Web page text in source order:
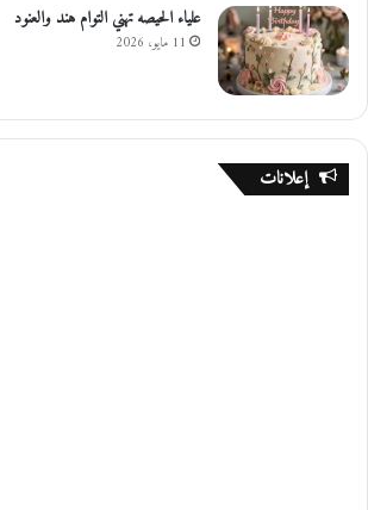
علياء الحيصه تهني التوام هند والعنود
11 مايو، 2026
إعلانات